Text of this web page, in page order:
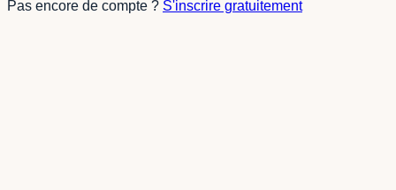
Pas encore de compte ? S'inscrire gratuitement